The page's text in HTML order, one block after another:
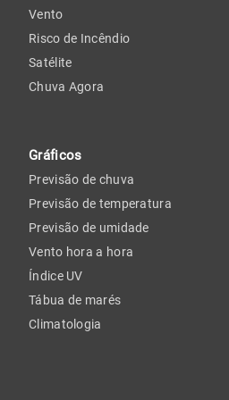
Vento
Risco de Incêndio
Satélite
Chuva Agora
Gráficos
Previsão de chuva
Previsão de temperatura
Previsão de umidade
Vento hora a hora
Índice UV
Tábua de marés
Climatologia